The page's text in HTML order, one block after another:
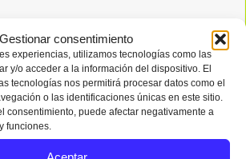
Gestionar consentimiento
experiencias, utilizamos tecnologías como las
y/o acceder a la información del dispositivo. El
tecnologías nos permitirá procesar datos como el
o las identificaciones únicas en este sitio.
consentimiento, puede afectar negativamente a
funciones.
Enviar